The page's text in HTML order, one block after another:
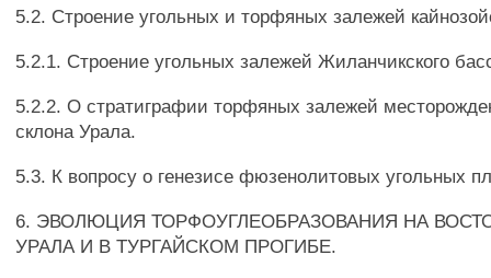
5.2. Строение угольных и торфяных залежей
5.2.1. Строение угольных залежей Жиланчикского
5.2.2. О стратиграфии торфяных залежей
склона Урала.
5.3. К вопросу о генезисе фюзенолитовых угольных
6. ЭВОЛЮЦИЯ ТОРФОУГЛЕОБРАЗОВАНИЯ НА
УРАЛА И В ТУРГАЙСКОМ ПРОГИБЕ.